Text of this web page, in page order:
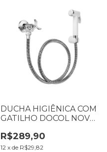
DUCHA HIGIÊNICA COM
GATILHO DOCOL NOVA
R$289,90
12 x de R$29,82